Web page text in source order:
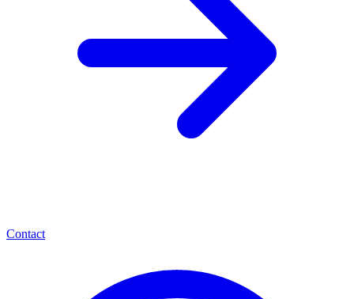
Contact